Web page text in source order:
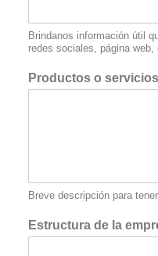
Brindanos información útil
redes sociales, página web,
Productos o
Breve descripción para
Estructura de la